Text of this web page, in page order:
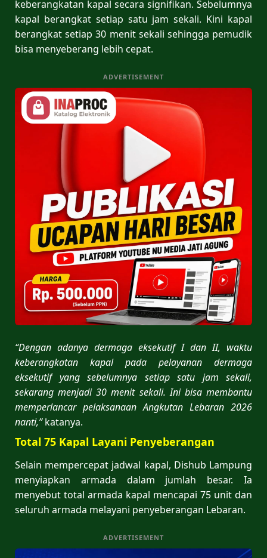
keberangkatan kapal secara signifikan. Sebelumnya
kapal berangkat setiap satu jam sekali. Kini kapal
berangkat setiap 30 menit sekali sehingga pemudik
bisa menyeberang lebih cepat.
ADVERTISEMENT
“Dengan adanya dermaga eksekutif I dan II, waktu
keberangkatan kapal pada pelayanan dermaga
eksekutif yang sebelumnya setiap satu jam sekali,
sekarang menjadi 30 menit sekali. Ini bisa membantu
memperlancar pelaksanaan Angkutan Lebaran 2026
nanti,”katanya.
Total 75 Kapal Layani Penyeberangan
Selain mempercepat jadwal kapal, Dishub Lampung
menyiapkan armada dalam jumlah besar. Ia
menyebut total armada kapal mencapai 75 unit dan
seluruh armada melayani penyeberangan Lebaran.
ADVERTISEMENT